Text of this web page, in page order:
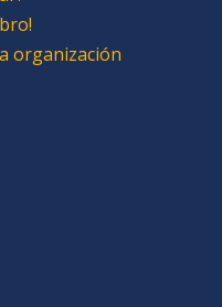
organización